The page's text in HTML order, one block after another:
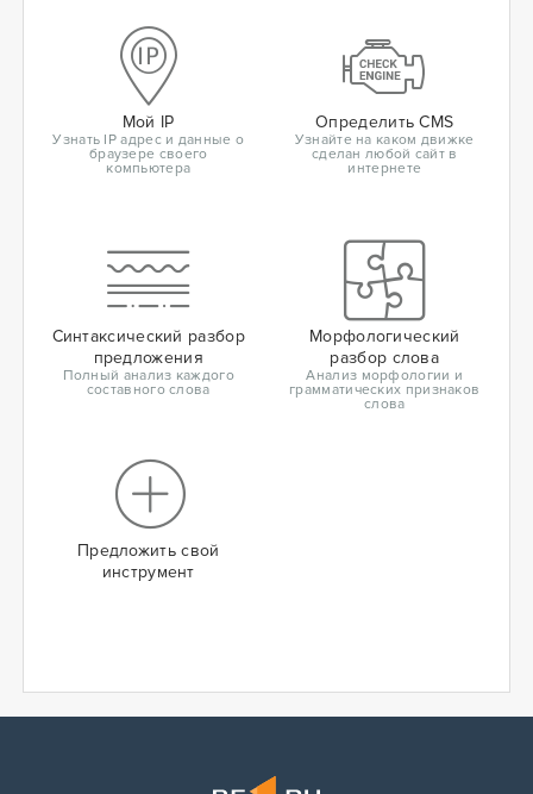
Мой IP
Узнать IP адрес и данные о
браузере своего
компьютера
Определить CMS
Узнайте на каком движке
сделан любой сайт в
интернете
Синтаксический разбор
предложения
Полный анализ каждого
составного слова
Морфологический
разбор слова
Анализ морфологии и
грамматических признаков
слова
Предложить свой
инструмент